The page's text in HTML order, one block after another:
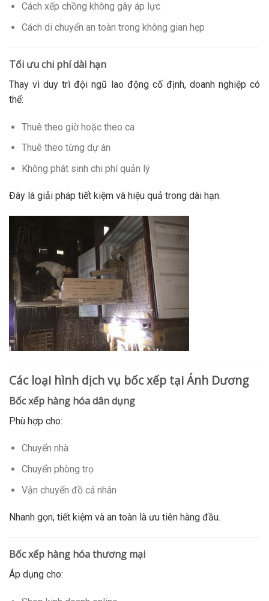
Cách xếp chồng không gây áp lực
Cách di chuyển an toàn trong không gian hẹp
Tối ưu chi phí dài hạn
Thay vì duy trì đội ngũ lao động cố định, doanh nghiệp có
thể:
Thuê theo giờ hoặc theo ca
Thuê theo từng dự án
Không phát sinh chi phí quản lý
Đây là giải pháp tiết kiệm và hiệu quả trong dài hạn.
Các loại hình dịch vụ bốc xếp tại Ánh Dương
Bốc xếp hàng hóa dân dụng
Phù hợp cho:
Chuyển nhà
Chuyển phòng trọ
Vận chuyển đồ cá nhân
Nhanh gọn, tiết kiệm và an toàn là ưu tiên hàng đầu.
Bốc xếp hàng hóa thương mại
Áp dụng cho: